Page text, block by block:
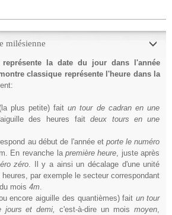
milésienne
représente la date du jour dans l'année
classique représente l'heure dans la
plus petite) faitun tour de cadran en une
des heures faitdeux tours en une
au début de l'année etporte le numéro
En revanche lapremière heure, juste après
zéro. Il y a ainsi un décalage d'une unité
par exemple le secteur correspondant
mois4m.
encore aiguille des quantièmes) faitun tour
jours et demi, c'est-à-dire un moismoyen,